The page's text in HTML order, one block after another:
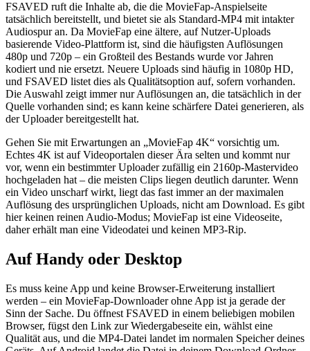
FSAVED ruft die Inhalte ab, die die MovieFap-Anspielseite
tatsächlich bereitstellt, und bietet sie als Standard-MP4 mit intakter
Audiospur an. Da MovieFap eine ältere, auf Nutzer-Uploads
basierende Video-Plattform ist, sind die häufigsten Auflösungen
480p und 720p – ein Großteil des Bestands wurde vor Jahren
kodiert und nie ersetzt. Neuere Uploads sind häufig in 1080p HD,
und FSAVED listet dies als Qualitätsoption auf, sofern vorhanden.
Die Auswahl zeigt immer nur Auflösungen an, die tatsächlich in der
Quelle vorhanden sind; es kann keine schärfere Datei generieren, als
der Uploader bereitgestellt hat.
Gehen Sie mit Erwartungen an „MovieFap 4K“ vorsichtig um.
Echtes 4K ist auf Videoportalen dieser Ära selten und kommt nur
vor, wenn ein bestimmter Uploader zufällig ein 2160p-Mastervideo
hochgeladen hat – die meisten Clips liegen deutlich darunter. Wenn
ein Video unscharf wirkt, liegt das fast immer an der maximalen
Auflösung des ursprünglichen Uploads, nicht am Download. Es gibt
hier keinen reinen Audio-Modus; MovieFap ist eine Videoseite,
daher erhält man eine Videodatei und keinen MP3-Rip.
Auf Handy oder Desktop
Es muss keine App und keine Browser-Erweiterung installiert
werden – ein MovieFap-Downloader ohne App ist ja gerade der
Sinn der Sache. Du öffnest FSAVED in einem beliebigen mobilen
Browser, fügst den Link zur Wiedergabeseite ein, wählst eine
Qualität aus, und die MP4-Datei landet im normalen Speicher deines